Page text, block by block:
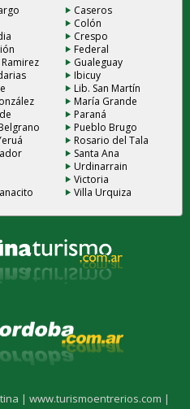
Caseros
Colón
Crespo
Federal
Gualeguay
Ibicuy
Lib. San Martín
María Grande
Paraná
Pueblo Brugo
Rosario del Tala
Santa Ana
Urdinarrain
Victoria
Villa Urquiza
|www.turismoentrerios.com |